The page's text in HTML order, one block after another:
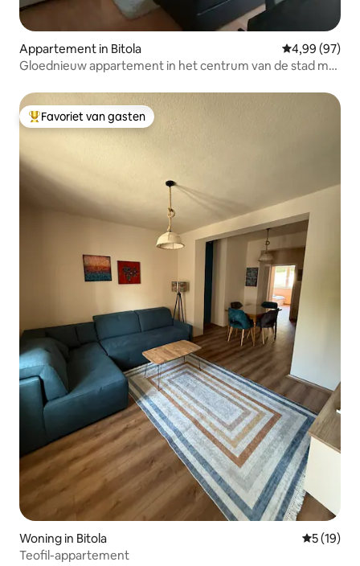
Appartement in Bitola Gemiddelde
4,99 (97)
Gloednieuw appartement in het centrum van de stad met
Topfavoriet van gasten
Favoriet van gasten
Woning in Bitola
5 (19)
Teofil-appartement